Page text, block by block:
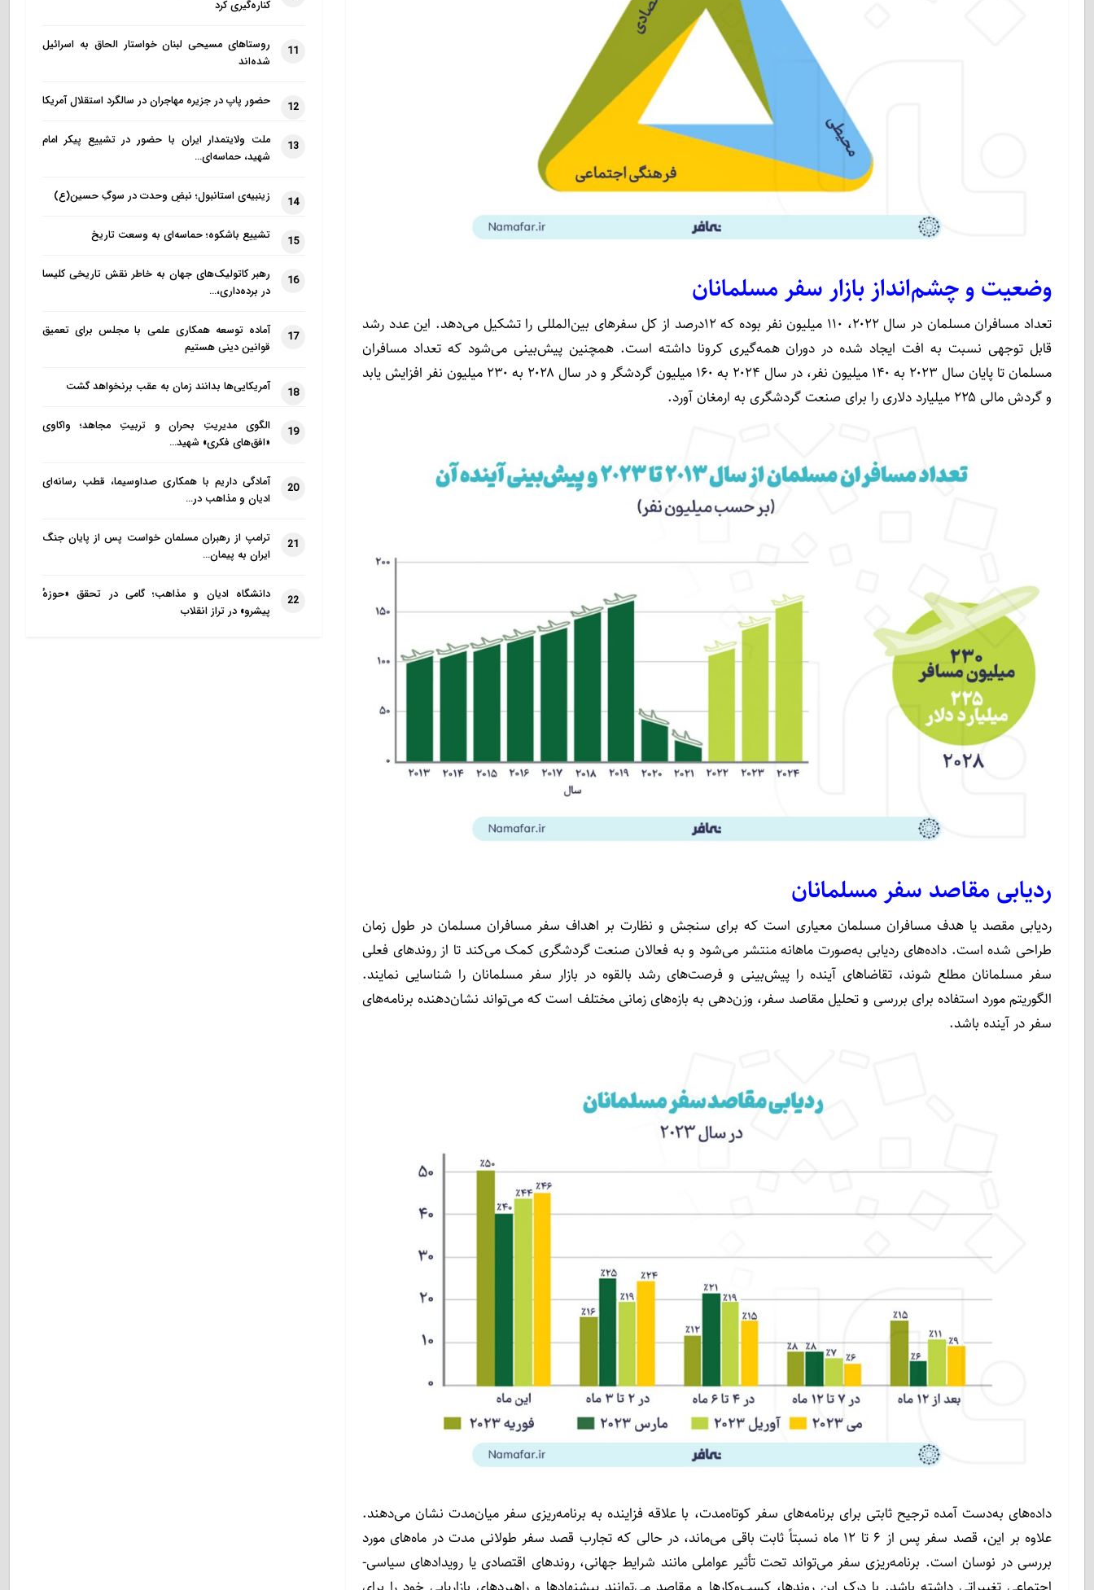
وضعیت و چشم‌انداز بازار سفر مسلمانان
تعداد مسافران مسلمان در سال ۲۰۲۲، ۱۱۰ میلیون نفر بوده که ۱۲درصد از کل سفرهای بین‌المللی را تشکیل می‌دهد. این عدد رشد
قابل توجهی نسبت به افت ایجاد شده در دوران همه‌گیری کرونا داشته است. همچنین پیش‌بینی می‌شود که تعداد مسافران
مسلمان تا پایان سال ۲۰۲۳ به ۱۴۰ میلیون نفر، در سال ۲۰۲۴ به ۱۶۰ میلیون گردشگر و در سال ۲۰۲۸ به ۲۳۰ میلیون نفر افزایش یابد
و گردش مالی ۲۲۵ میلیارد دلاری را برای صنعت گردشگری به ارمغان آورد.
ردیابی مقاصد سفر مسلمانان
ردیابی مقصد یا هدف مسافران مسلمان معیاری است که برای سنجش و نظارت بر اهداف سفر مسافران مسلمان در طول زمان
طراحی شده است. داده‌های ردیابی به‌صورت ماهانه منتشر می‌شود و به فعالان صنعت گردشگری کمک می‌کند تا از روندهای فعلی
سفر مسلمانان مطلع شوند، تقاضاهای آینده را پیش‌بینی و فرصت‌های رشد بالقوه در بازار سفر مسلمانان را شناسایی نمایند.
الگوریتم مورد استفاده برای بررسی و تحلیل مقاصد سفر، وزن‌دهی به بازه‌های زمانی مختلف است که می‌تواند نشان‌دهنده برنامه‌های
سفر در آینده باشد.
داده‌های به‌دست آمده ترجیح ثابتی برای برنامه‌های سفر کوتاه‌مدت، با علاقه فزاینده به برنامه‌ریزی سفر میان‌مدت نشان می‌دهند.
علاوه بر این، قصد سفر پس از ۶ تا ۱۲ ماه نسبتاً ثابت باقی می‌ماند، در حالی که تجارب قصد سفر طولانی مدت در ماه‌های مورد
بررسی در نوسان است. برنامه‌ریزی سفر می‌تواند تحت تأثیر عواملی مانند شرایط جهانی، روندهای اقتصادی یا رویدادهای سیاسی-
کناره‌گیری کرد
11
روستاهای مسیحی لبنان خواستار الحاق به اسرائیل
شده‌اند
12 حضور پاپ در جزیره مهاجران در سالگرد استقلال آمریکا
13
ملت ولایتمدار ایران با حضور در تشییع پیکر امام
شهید، حماسه‌ای…
14 زینبیه‌ی استانبول؛ نبضِ وحدت در سوگِ حسین(ع)
15 تشییع باشکوه؛ حماسه‌ای به وسعت تاریخ
16
رهبر کاتولیک‌های جهان به خاطر نقش تاریخی کلیسا
در برده‌داری،…
17
آماده توسعه همکاری علمی با مجلس برای تعمیق
قوانین دینی هستیم
18 آمریکایی‌ها بدانند زمان به عقب برنخواهد گشت
19
الگوی مدیریتِ بحران و تربیتِ مجاهد؛ واکاوی
«افق‌های فکری» شهید…
20
آمادگی داریم با همکاری صداوسیما، قطب رسانه‌ای
ادیان و مذاهب در…
21
ترامپ از رهبران مسلمان خواست پس از پایان جنگ
ایران به پیمان…
22
دانشگاه ادیان و مذاهب؛ گامی در تحقق «حوزهٔ
پیشرو» در تراز انقلاب